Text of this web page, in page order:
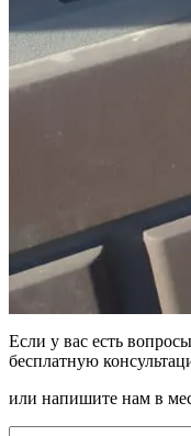
Если у вас есть
бесплатную
или напишите нам в